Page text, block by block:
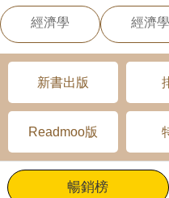
經濟學 經濟
新書出版
Readmoo版
暢銷榜